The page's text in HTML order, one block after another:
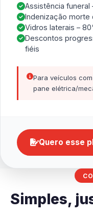
Assistência funeral
Indenização morte
Vidros laterais –
Descontos
fiéis
Para veículos
pane elétrica/
Quero esse
Simples,